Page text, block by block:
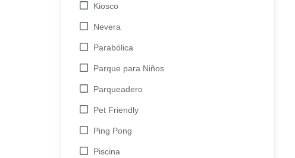
Kiosco
Nevera
Parabólica
Parque para Niños
Parqueadero
Pet Friendly
Ping Pong
Piscina